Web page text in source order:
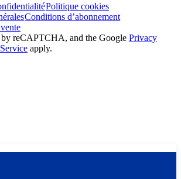
Politique cookies
Conditions d’abonnement
by reCAPTCHA, and the Google Privacy
apply.